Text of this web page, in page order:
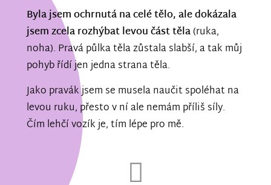
Byla jsem ochrnutá na celé tělo, ale dokázala
jsem zcela rozhýbat levou část těla(ruka,
noha). Pravá půlka těla zůstala slabší, a tak můj
pohyb řídí jen jedna strana těla.
Jako pravák jsem se musela naučit spoléhat na
levou ruku, přesto v ní ale nemám příliš síly.
Čím lehčí vozík je, tím lépe pro mě.